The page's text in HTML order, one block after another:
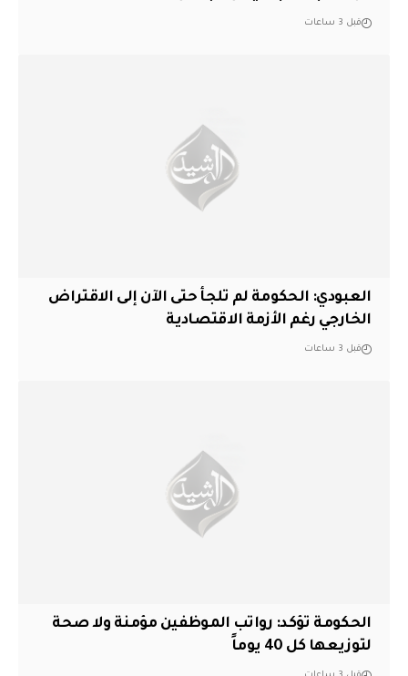
قبل 3 ساعات
العبودي: الحكومة لم تلجأ حتى الآن إلى الاقتراض
الخارجي رغم الأزمة الاقتصادية
قبل 3 ساعات
الحكومة تؤكد: رواتب الموظفين مؤمنة ولا صحة
لتوزيعها كل 40 يوماً